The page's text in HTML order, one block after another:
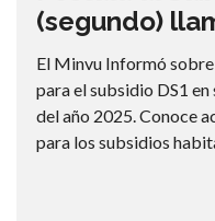
(segundo)
El Minvu Informó
para el subsidio DS1
del año 2025. Conoce
para los subsidios